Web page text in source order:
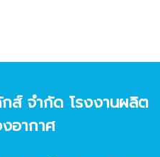
ส์ จํากัด โรงงานผลิต
อากาศ